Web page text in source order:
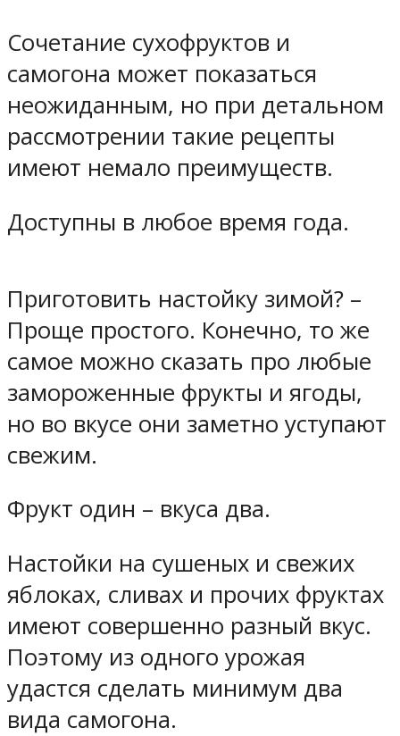
Сочетание сухофруктов и
самогона может показаться
неожиданным, но при детальном
рассмотрении такие рецепты
имеют немало преимуществ.
Доступны в любое время года.
Приготовить настойку зимой? –
Проще простого. Конечно, то же
самое можно сказать про любые
замороженные фрукты и ягоды,
но во вкусе они заметно уступают
свежим.
Фрукт один – вкуса два.
Настойки на сушеных и свежих
яблоках, сливах и прочих фруктах
имеют совершенно разный вкус.
Поэтому из одного урожая
удастся сделать минимум два
вида самогона.